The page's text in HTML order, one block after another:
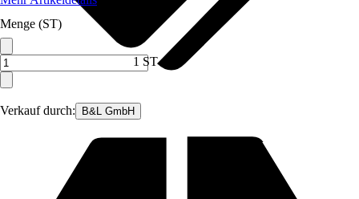
Verkauf durch: B&L GmbH
Menge (ST)
1 ST